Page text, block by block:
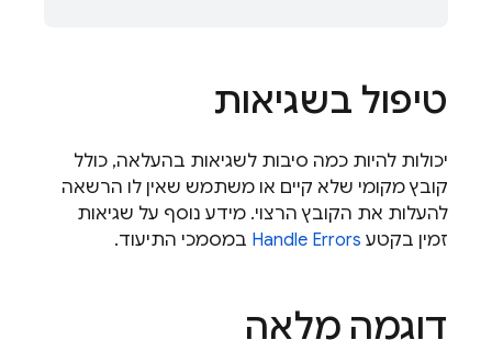
טיפול בשגיאות
יכולות להיות כמה סיבות לשגיאות בהעלאה, כולל
קובץ מקומי שלא קיים או משתמש שאין לו הרשאה
להעלות את הקובץ הרצוי. מידע נוסף על שגיאות
זמין בקטע Handle Errors במסמכי התיעוד.
דוגמה מלאה